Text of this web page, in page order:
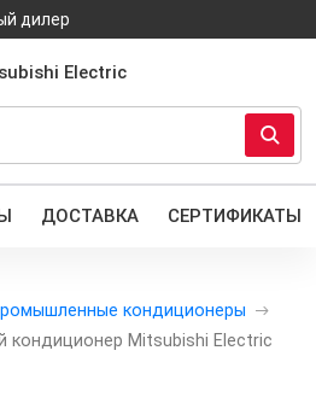
дилер
ДОСТАВКА СЕРТИФИКАТЫ
кондиционеры
кондиционер Mitsubishi Electric